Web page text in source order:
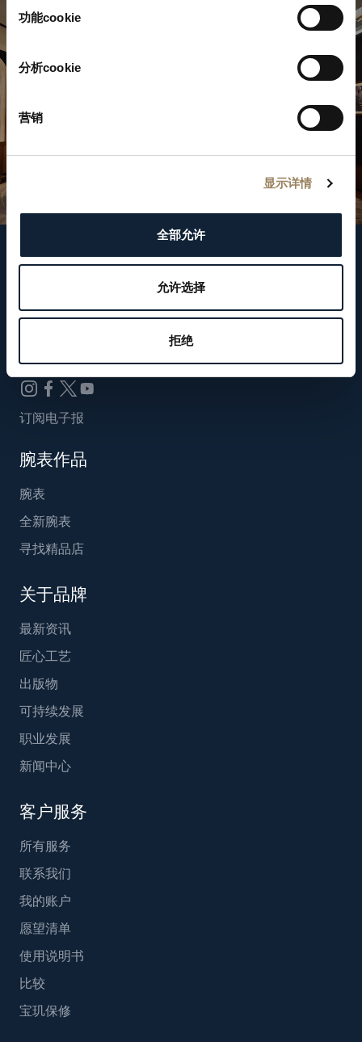
功能cookie
分析cookie
营销
显示详情
全部允许
允许选择
拒绝
关注我们
WeChat ID
Breguet_China
订阅电子报
腕表作品
腕表
全新腕表
寻找精品店
关于品牌
最新资讯
匠心工艺
出版物
可持续发展
职业发展
新闻中心
客户服务
所有服务
联系我们
我的账户
愿望清单
使用说明书
比较
宝玑保修